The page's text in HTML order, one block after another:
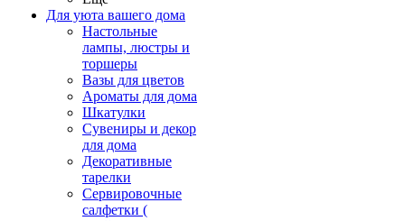
Для уюта вашего дома
Настольные
лампы, люстры и
торшеры
Вазы для цветов
Ароматы для дома
Шкатулки
Сувениры и декор
для дома
Декоративные
тарелки
Сервировочные
салфетки (